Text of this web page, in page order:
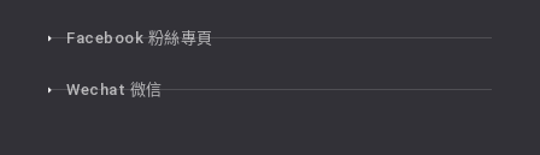
Facebook 粉絲專頁
Wechat 微信